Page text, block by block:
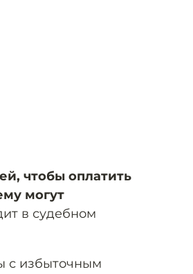
чтобы оплатить
могут
в судебном
с избыточным